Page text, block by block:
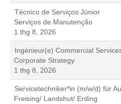
Técnico de Serviços Júnior
Serviços de Manutenção
1 thg 8, 2026
Ingénieur(e) Commercial
Corporate Strategy
1 thg 8, 2026
Servicetechniker*in (m/w/d) für
Freising/ Landshut/ Erding